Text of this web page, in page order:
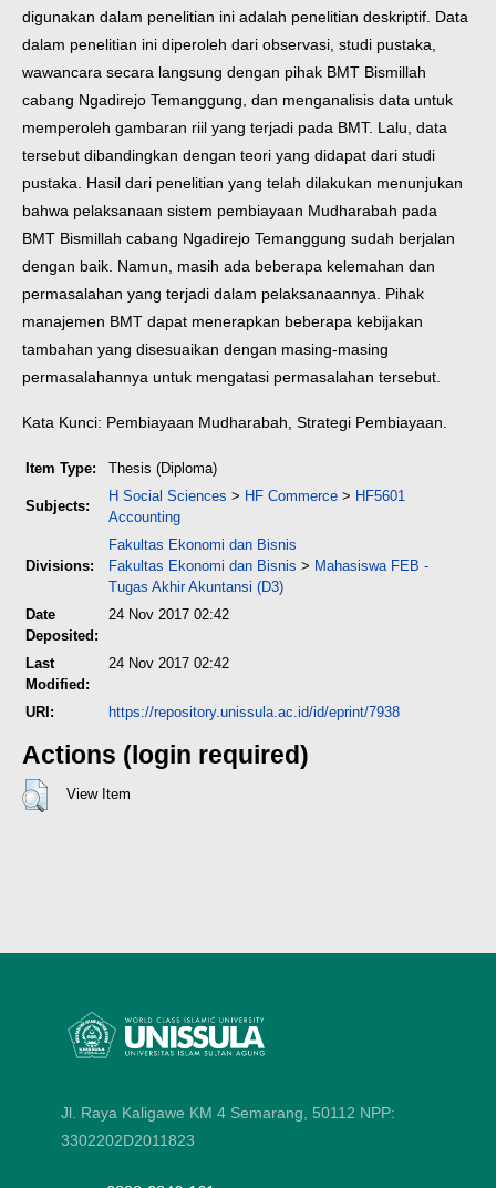
digunakan dalam penelitian ini adalah penelitian deskriptif. Data
dalam penelitian ini diperoleh dari observasi, studi pustaka,
wawancara secara langsung dengan pihak BMT Bismillah
cabang Ngadirejo Temanggung, dan menganalisis data untuk
memperoleh gambaran riil yang terjadi pada BMT. Lalu, data
tersebut dibandingkan dengan teori yang didapat dari studi
pustaka. Hasil dari penelitian yang telah dilakukan menunjukan
bahwa pelaksanaan sistem pembiayaan Mudharabah pada
BMT Bismillah cabang Ngadirejo Temanggung sudah berjalan
dengan baik. Namun, masih ada beberapa kelemahan dan
permasalahan yang terjadi dalam pelaksanaannya. Pihak
manajemen BMT dapat menerapkan beberapa kebijakan
tambahan yang disesuaikan dengan masing-masing
permasalahannya untuk mengatasi permasalahan tersebut.
Kata Kunci: Pembiayaan Mudharabah, Strategi Pembiayaan.
Item Type: Thesis (Diploma)
Subjects:
H Social Sciences > HF Commerce > HF5601
Accounting
Divisions:
Fakultas Ekonomi dan Bisnis
Fakultas Ekonomi dan Bisnis > Mahasiswa FEB -
Tugas Akhir Akuntansi (D3)
Date
Deposited:
24 Nov 2017 02:42
Last
Modified:
24 Nov 2017 02:42
URI: https://repository.unissula.ac.id/id/eprint/7938
Actions (login required)
View Item
Jl. Raya Kaligawe KM 4 Semarang, 50112 NPP:
3302202D2011823